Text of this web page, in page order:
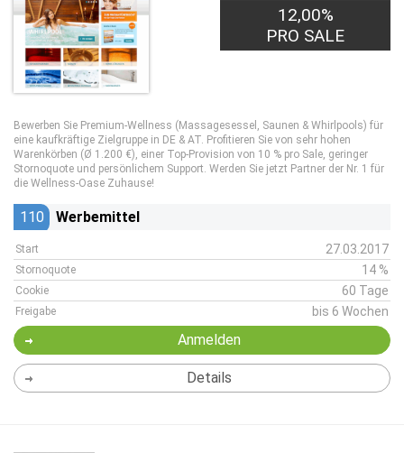
12,00%
PRO SALE
Bewerben Sie Premium-Wellness (Massagesessel, Saunen & Whirlpools) für
eine kaufkräftige Zielgruppe in DE & AT. Profitieren Sie von sehr hohen
Warenkörben (Ø 1.200 €), einer Top-Provision von 10 % pro Sale, geringer
Stornoquote und persönlichem Support. Werden Sie jetzt Partner der Nr. 1 für
die Wellness-Oase Zuhause!
110 Werbemittel
Start 27.03.2017
Stornoquote 14 %
Cookie 60 Tage
Freigabe bis 6 Wochen
Anmelden
Details